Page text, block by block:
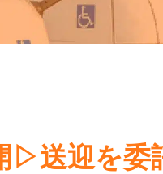
▷送迎を委